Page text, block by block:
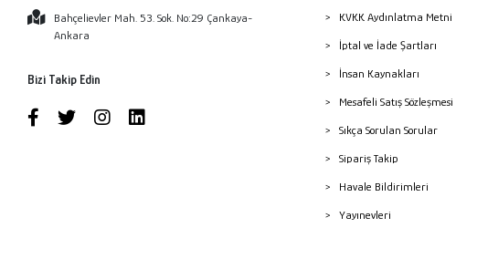
Bahçelievler Mah. 53. Sok. No:29 Çankaya-
Ankara
Bizi Takip Edin
KVKK Aydınlatma Metni
İptal ve İade Şartları
İnsan Kaynakları
Mesafeli Satış Sözleşmesi
Sıkça Sorulan Sorular
Sipariş Takip
Havale Bildirimleri
Yayınevleri